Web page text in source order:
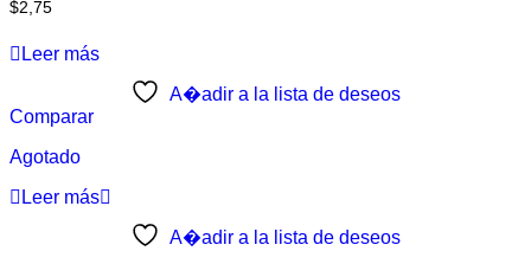
$2,75
Leer más
A�adir a la lista de deseos
Comparar
Agotado
Leer más
A�adir a la lista de deseos